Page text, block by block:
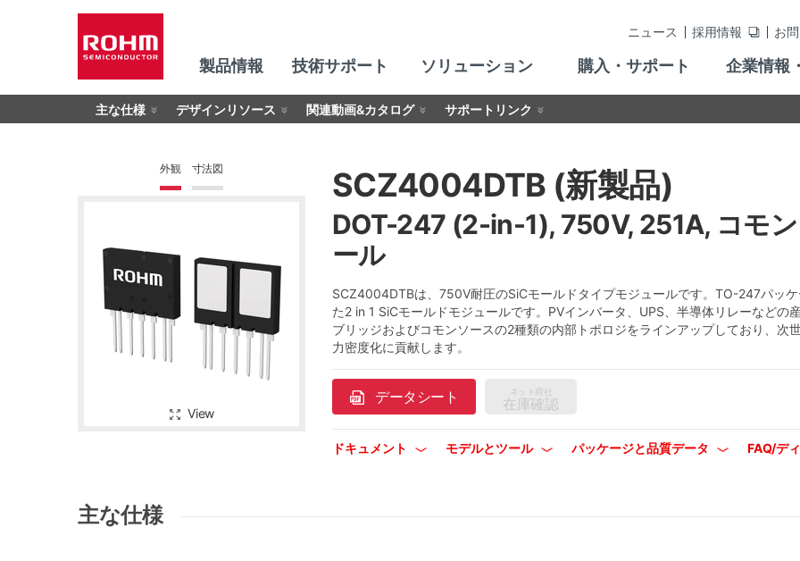
ニュース 採用情報 お
製品情報 技術サポート ソリューション 購入・サポート 企業情報
主な仕様 デザインリソース 関連動画&カタログ サポートリンク
外観 寸法図
View
SCZ4004DTB (新製品)
DOT-247 (2-in-1), 750V, 251A, コモ
ール
SCZ4004DTBは、750V耐圧のSiCモールドタイプモジュールです。TO-247パッ
た2 in 1 SiCモールドモジュールです。PVインバータ、UPS、半導体リレーなど
ブリッジおよびコモンソースの2種類の内部トポロジをラインアップしており、次
力密度化に貢献します。
データシート ネット商社
在庫確認
ドキュメント モデルとツール パッケージと品質データ FAQ/デ
主な仕様